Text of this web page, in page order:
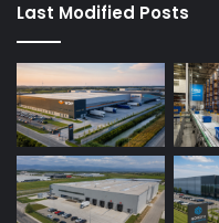
Last Modified Posts